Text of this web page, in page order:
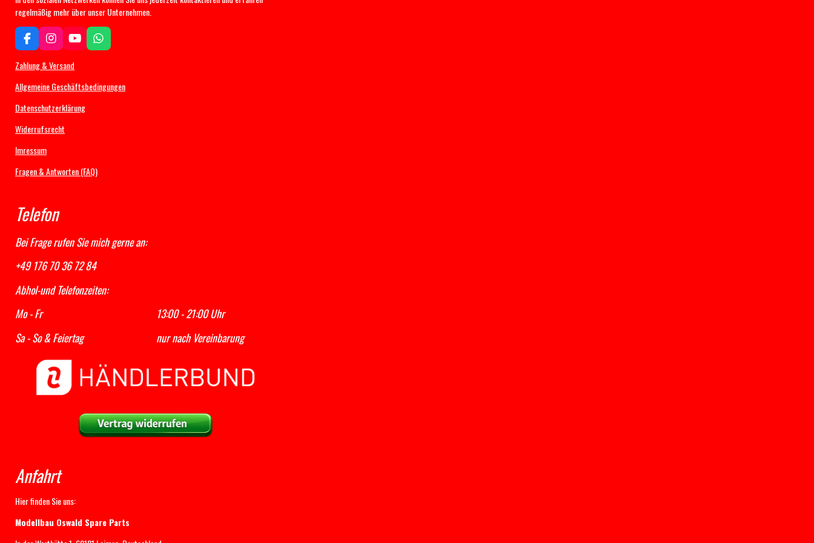
regelmäßig mehr über unser Unternehmen.
F
a
c
b
o
I
n
s
a
r
m
Y
o
u
u
e
W
h
s
Zahlung & Versand
Allgemeine Geschäftsbedingungen
Datenschutzerklärung
Widerrufsrecht
Imressum
Fragen & Antworten (FAQ)
Telefon
Bei Frage rufen Sie mich gerne an:
+49 176 70 36 72 84
Abhol-und Telefonzeiten:
Mo - Fr 13:00 - 21:00 Uhr
Sa - So & Feiertag nur nach Vereinbarung
Anfahrt
Hier finden Sie uns:
Modellbau Oswald Spare Parts